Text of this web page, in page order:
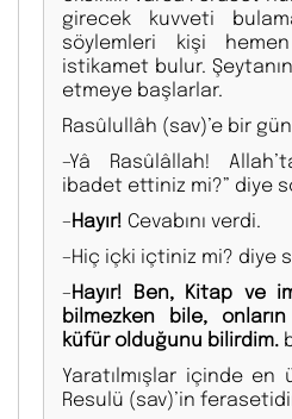
girecek kuvveti
söylemleri kişi
istikamet bulur.
etmeye başlarlar.
Rasûlullâh (sav)’e bir
–Yâ Rasûlâllah!
ibadet ettiniz mi?” diye
–Hayır! Cevabını verdi.
–Hiç içki içtiniz mi? diye
–Hayır! Ben, Kitap ve
bilmezken bile,
küfür olduğunu bilirdim.
Yaratılmışlar içinde
Resulü (sav)’in